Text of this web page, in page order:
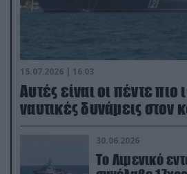
15.07.2026 | 16:03
Aυτές είναι οι πέντε πιο
ναυτικές δυνάμεις στον
30.06.2026
Το Λιμενικό